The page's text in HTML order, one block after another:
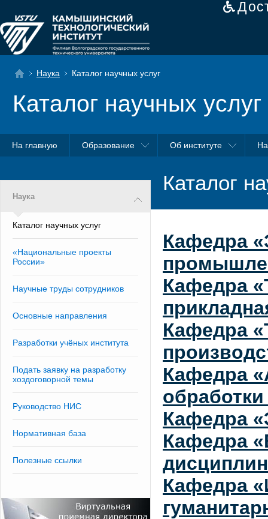
Наука Каталог научных услуг
Каталог научных услуг
На главную Образование Об институте
Наука
Каталог научных услуг
«Национальные проекты
России»
Научные труды сотрудников
Основные направления
Разработки учёных института
Подать заявку на разработку
хоздоговорной темы
Руководство НИС
Нормативная база
Полезные ссылки
Каталог
Кафедра
Кафедра
Кафедра
Кафедра
Кафедра
Кафедра
Кафедра